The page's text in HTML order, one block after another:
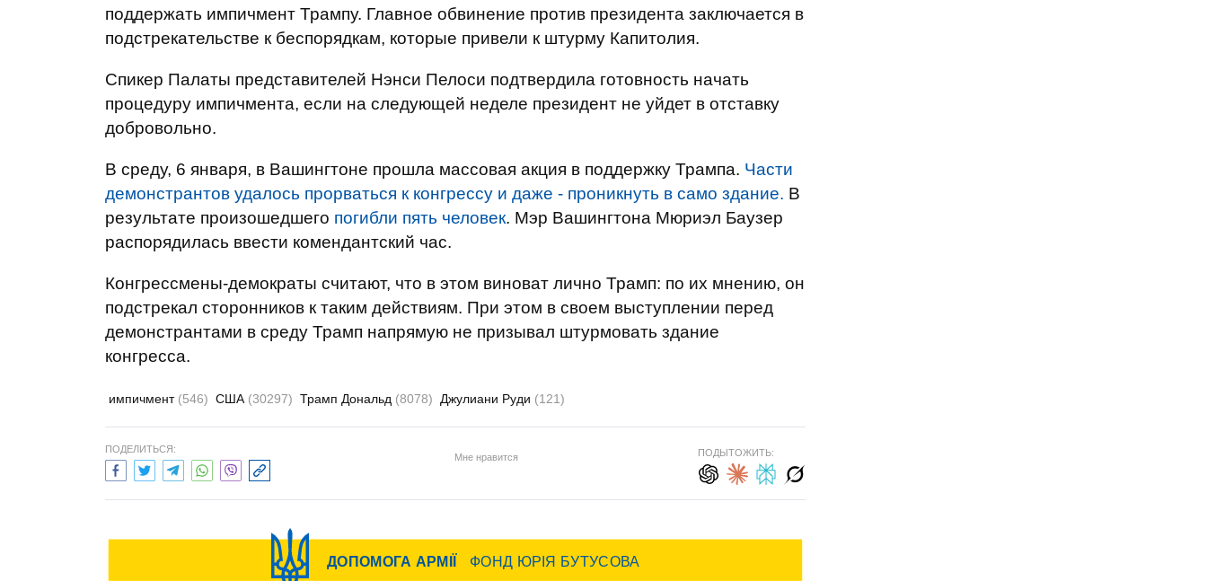
поддержать импичмент Трампу. Главное обвинение против президента заключается в
подстрекательстве к беспорядкам, которые привели к штурму Капитолия.
Спикер Палаты представителей Нэнси Пелоси подтвердила готовность начать
процедуру импичмента, если на следующей неделе президент не уйдет в отставку
добровольно.
В среду, 6 января, в Вашингтоне прошла массовая акция в поддержку Трампа. Части
демонстрантов удалось прорваться к конгрессу и даже - проникнуть в само здание. В
результате произошедшего погибли пять человек. Мэр Вашингтона Мюриэл Баузер
распорядилась ввести комендантский час.
Конгрессмены-демократы считают, что в этом виноват лично Трамп: по их мнению, он
подстрекал сторонников к таким действиям. При этом в своем выступлении перед
демонстрантами в среду Трамп напрямую не призывал штурмовать здание
конгресса.
импичмент (546) США (30297) Трамп Дональд (8078) Джулиани Руди (121)
ПОДЕЛИТЬСЯ:
Мне нравится ПОДЫТОЖИТЬ: